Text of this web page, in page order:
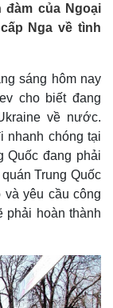
của Ngoại
Nga về tình
sáng hôm nay
cho biết đang
về nước.
nhanh chóng tại
Quốc đang phải
Trung Quốc
và yêu cầu công
phải hoàn thành